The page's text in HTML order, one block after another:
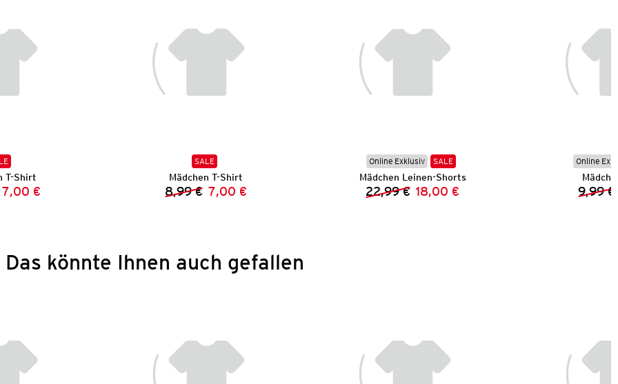
T-Shirt
Preis:
Preis:
7,00 €
SALE
Mädchen T-Shirt
Vorheriger Preis:
8,99 € Neuer Preis:
7,00 €
Online Exklusiv SALE
Mädchen Leinen-Shorts
Vorheriger Preis:
22,99 € Neuer Preis:
18,00 €
Online
9,99 €
Das könnte Ihnen auch gefallen